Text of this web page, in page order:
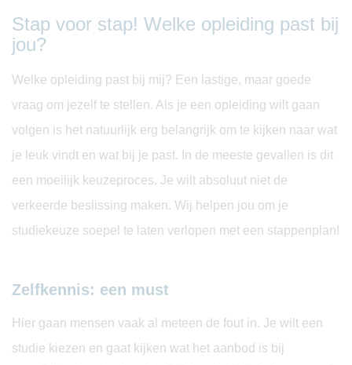
Stap voor stap! Welke opleiding past bij
jou?
Welke opleiding past bij mij? Een lastige, maar goede
vraag om jezelf te stellen. Als je een opleiding wilt gaan
volgen is het natuurlijk erg belangrijk om te kijken naar wat
je leuk vindt en wat bij je past. In de meeste gevallen is dit
een moeilijk keuzeproces. Je wilt absoluut niet de
verkeerde beslissing maken. Wij helpen jou om je
studiekeuze soepel te laten verlopen met een stappenplan!
Zelfkennis: een must
Hier gaan mensen vaak al meteen de fout in. Je wilt een
studie kiezen en gaat kijken wat het aanbod is bij